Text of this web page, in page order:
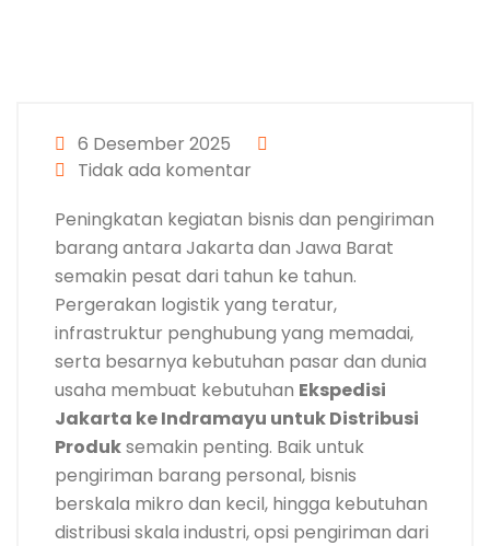
6 Desember 2025
Tidak ada komentar
Peningkatan kegiatan bisnis dan pengiriman
barang antara Jakarta dan Jawa Barat
semakin pesat dari tahun ke tahun.
Pergerakan logistik yang teratur,
infrastruktur penghubung yang memadai,
serta besarnya kebutuhan pasar dan dunia
usaha membuat kebutuhan Ekspedisi
Jakarta ke Indramayu untuk Distribusi
Produksemakin penting. Baik untuk
pengiriman barang personal, bisnis
berskala mikro dan kecil, hingga kebutuhan
distribusi skala industri, opsi pengiriman dari